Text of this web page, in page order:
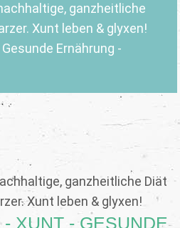
ganzheitliche
Xunt leben & glyxen!
Ernährung -
ganzheitliche Diät
Xunt leben & glyxen!
XUNT - GESUNDE